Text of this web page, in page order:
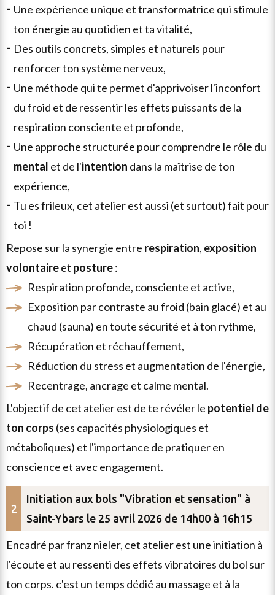
une expérience unique et transformatrice qui stimule
ton énergie au quotidien et ta vitalité,
des outils concrets, simples et naturels pour
renforcer ton système nerveux,
une méthode qui te permet d'apprivoiser l'inconfort
du froid et de ressentir les effets puissants de la
respiration consciente et profonde,
une approche structurée pour comprendre le rôle du
mental et de l'intention dans la maîtrise de ton
expérience,
tu es frileux, cet atelier est aussi (et surtout) fait pour
toi !
repose sur la synergie entre respiration, exposition
volontaireet posture:
respiration profonde, consciente et active,
exposition par contraste au froid (bain glacé) et au
chaud (sauna) en toute sécurité et à ton rythme,
récupération et réchauffement,
réduction du stress et augmentation de l'énergie,
recentrage, ancrage et calme mental.
l'objectif de cet atelier est de te révéler le potentiel de
ton corps (ses capacités physiologiques et
métaboliques) et l'importance de pratiquer en
conscience et avec engagement.
Initiation aux bols "Vibration et sensation" à
Saint-Ybars le 25 avril 2026 de 14h00 à 16h15
encadré parfranz nieler, cet atelier est uneinitiation à
l'écoute et au ressenti des effets vibratoires du bol sur
ton corps. c'est un temps dédié au massage et à la